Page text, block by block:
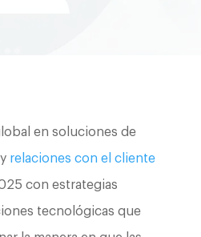
en soluciones de
relaciones con el cliente
con estrategias
tecnológicas que